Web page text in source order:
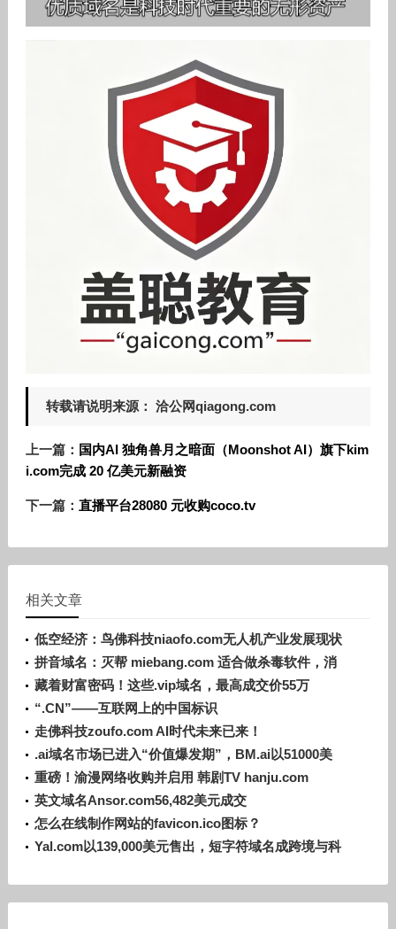
转载请说明来源： 洽公网qiagong.com
上一篇： 国内AI 独角兽月之暗面（Moonshot AI）旗下kim
i.com完成 20 亿美元新融资
下一篇： 直播平台28080 元收购coco.tv
相关文章
低空经济：鸟佛科技niaofo.com无人机产业发展现状
及前景
拼音域名：灭帮 miebang.com 适合做杀毒软件，消
防器材等
藏着财富密码！这些.vip域名，最高成交价55万
“.CN”——互联网上的中国标识
走佛科技zoufo.com AI时代未来已来！
.ai域名市场已进入“价值爆发期”，BM.ai以51000美
元成交
重磅！渝漫网络收购并启用 韩剧TV hanju.com
英文域名Ansor.com56,482美元成交
怎么在线制作网站的favicon.ico图标？
Yal.com以139,000美元售出，短字符域名成跨境与科